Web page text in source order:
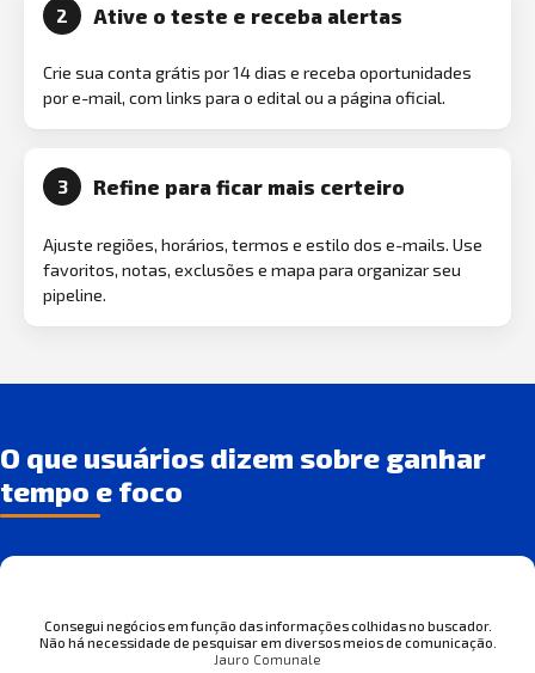
2 Ative o teste e receba alertas
Crie sua conta grátis por 14 dias e receba oportunidades
por e-mail, com links para o edital ou a página oficial.
3 Refine para ficar mais certeiro
Ajuste regiões, horários, termos e estilo dos e-mails. Use
favoritos, notas, exclusões e mapa para organizar seu
pipeline.
O que usuários dizem sobre ganhar
tempo e foco
Consegui negócios em função das informações colhidas no buscador.
Não há necessidade de pesquisar em diversos meios de comunicação.
Jauro Comunale